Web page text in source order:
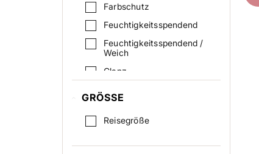
Farbschutz
Feuchtigkeitsspendend
Feuchtigkeitsspendend /
Weich
Glanz
UV-Schutz
Volumen
GRÖSSE
Reisegröße